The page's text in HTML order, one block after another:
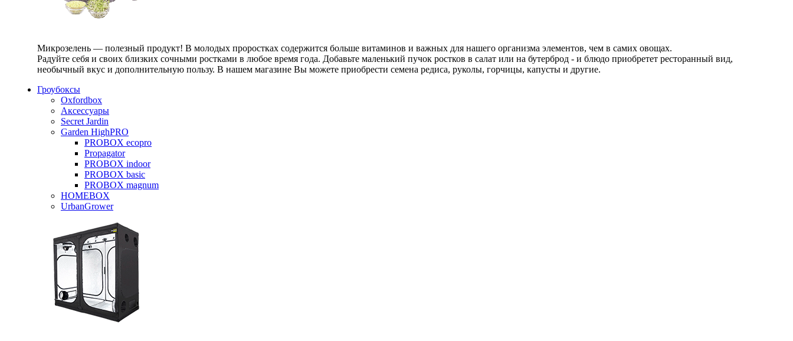
Микрозелень — полезный продукт! В молодых проростках содержится больше витаминов и важных для нашего организма элементов, чем в самих овощах.
Радуйте себя и своих близких сочными ростками в любое время года. Добавьте маленький пучок ростков в салат или на бутерброд - и блюдо приобретет ресторанный вид,
необычный вкус и дополнительную пользу. В нашем магазине Вы можете приобрести семена редиса, руколы, горчицы, капусты и другие.
Гроубоксы
Oxfordbox
Аксессуары
Secret Jardin
Garden HighPRO
PROBOX ecopro
Propagator
PROBOX indoor
PROBOX basic
PROBOX magnum
HOMEBOX
UrbanGrower